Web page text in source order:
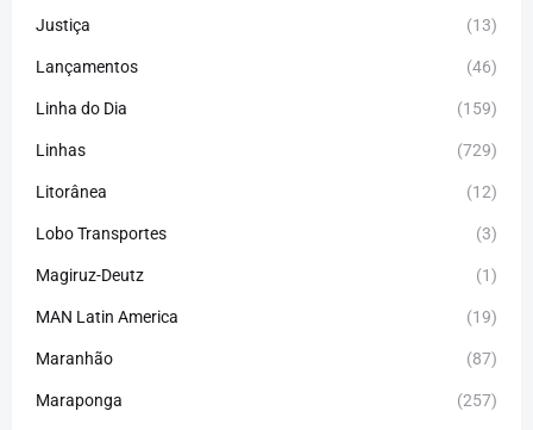
Justiça (13)
Lançamentos (46)
Linha do Dia (159)
Linhas (729)
Litorânea (12)
Lobo Transportes (3)
Magiruz-Deutz (1)
MAN Latin America (19)
Maranhão (87)
Maraponga (257)